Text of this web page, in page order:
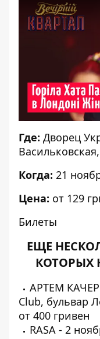
Где: Дворец
Когда: 21
Цена: от 129
Билеты
ЕЩЕ
КОТОРЫХ
АРТЕМ КАЧЕР
Club, бульвар
от 400 гривен
RASA - 2